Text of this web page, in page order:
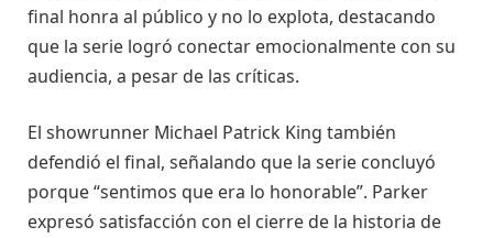
final honra al público y no lo explota, destacando
que la serie logró conectar emocionalmente con su
audiencia, a pesar de las críticas.
El showrunner Michael Patrick King también
defendió el final, señalando que la serie concluyó
porque “sentimos que era lo honorable”. Parker
expresó satisfacción con el cierre de la historia de